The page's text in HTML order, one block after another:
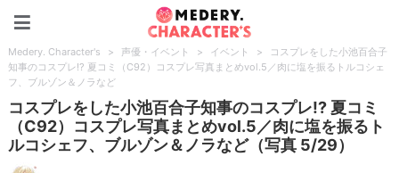
Medery. Character's > 声優・イベント > イベント >
コスプレをした小池百合子
知事のコスプレ!? 夏コミ（C92）コスプレ写真まとめvol.5／肉に塩を振るトルコシェ
フ、ブルゾン＆ノラなど
コスプレをした小池百合子知事のコスプレ!? 夏コミ
（C92）コスプレ写真まとめvol.5／肉に塩を振るト
ルコシェフ、ブルゾン＆ノラなど（写真 5/29）